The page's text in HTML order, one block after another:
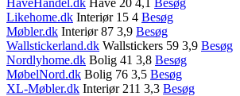
Likehome.dk Interiør 15 4 Besøg
Møbler.dk Interiør 87 3,9 Besøg
Wallstickerland.dk Wallstickers 59 3,9 Besøg
Nordlyhome.dk Bolig 41 3,8 Besøg
MøbelNord.dk Bolig 76 3,5 Besøg
XL-Møbler.dk Interiør 211 3,3 Besøg